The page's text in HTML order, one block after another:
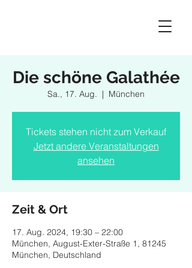
Die schöne Galathée
Sa., 17. Aug.
  |
München
Tickets stehen nicht zum Verkauf
Jetzt andere Veranstaltungen
ansehen
Zeit & Ort
17. Aug. 2024, 19:30 – 22:00
München, August-Exter-Straße 1, 81245
München, Deutschland